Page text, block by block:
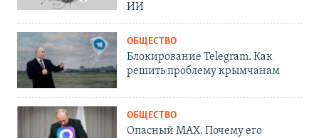
ИИ
ОБЩЕСТВО
Блокирование Telegram. Как
решить проблему крымчанам
ОБЩЕСТВО
Опасный MAX. Почему его